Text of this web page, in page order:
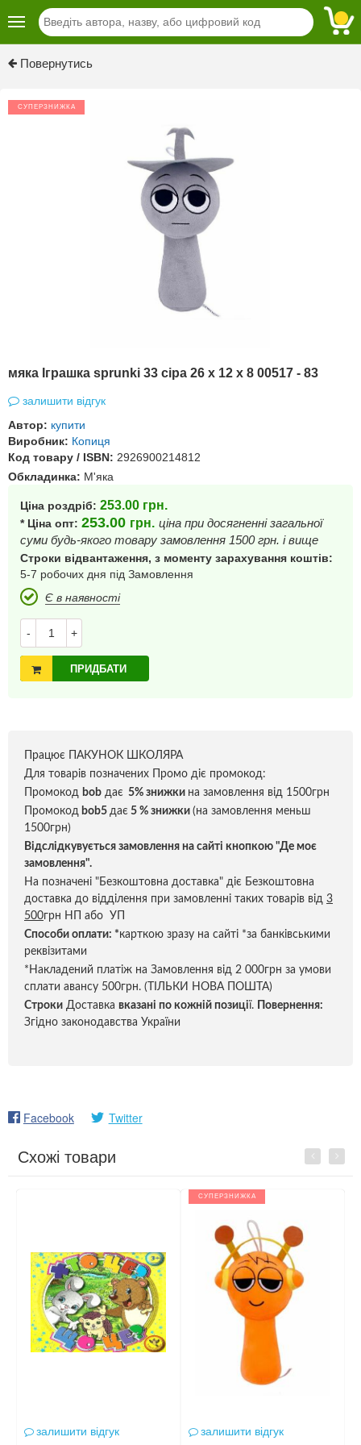
Повернутись
СУПЕРЗНИЖКА
мяка Іграшка sprunki 33 сіра 26 x 12 x 8 00517 - 83
залишити відгук
Автор: купити
Виробник: Копиця
Код товару / ISBN: 2926900214812
Обкладинка: М'яка
Ціна роздріб: 253.00 грн.
* Ціна опт: 253.00 грн. ціна при досягненні загальної
суми будь-якого товару замовлення 1500 грн. і вище
Строки відвантаження, з моменту зарахування коштів:
5-7 робочих дня під Замовлення
Є в наявності
- +
ПРИДБАТИ
Працює ПАКУНОК ШКОЛЯРА
Для товарів позначених Промо діє промокод:
Промокод bob дає 5% знижки на замовлення від 1500грн
Промокод bob5 дає 5 % знижки (на замовлення меньш
1500грн)
Відслідкувується замовлення на сайті кнопкою "Де моє
замовлення".
На позначені "Безкоштовна доставка" діє Безкоштовна
доставка до відділення при замовленні таких товарів від 3
500грн НП або УП
Способи оплати: *карткою зразу на сайті *за банківськими
реквізитами
*Накладений платіж на Замовлення від 2 000грн за умови
сплати авансу 500грн. (ТІЛЬКИ НОВА ПОШТА)
Строки Доставка вказані по кожній позиції.
Повернення:
Згідно законодавства України
Facebook Twitter
Схожі товари Previous
залишити відгук
СУПЕРЗНИЖКА
залишити відгук
Next